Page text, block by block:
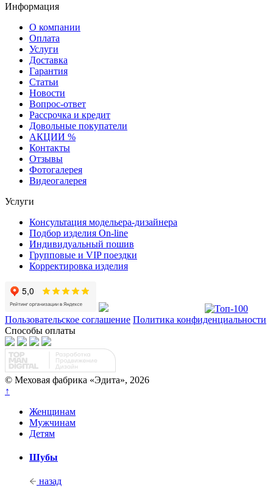
Информация
О компании
Оплата
Услуги
Доставка
Гарантия
Статьи
Новости
Вопрос-ответ
Рассрочка и кредит
Довольные покупатели
АКЦИИ %
Контакты
Отзывы
Фотогалерея
Видеогалерея
Услуги
Консультация модельера-дизайнера
Подбор изделия On-line
Индивидуальный пошив
Групповые и VIP поездки
Корректировка изделия
Пользовательское соглашение Политика конфиденциальности
Способы оплаты
© Меховая фабрика «Эдита», 2026
↑
Женщинам
Мужчинам
Детям
Шубы
назад